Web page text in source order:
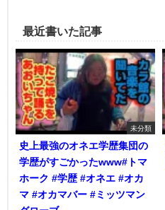
最近書いた記事
未分類
史上最強のオネエ学歴集団の
学歴がすごかったwww#トマ
ホーク #学歴 #オネエ #オカ
マ #オカマバー #ミッツマン